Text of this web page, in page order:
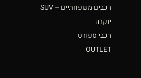
רכבים משפחתיים – SUV
יוקרה
רכבי ספורט
OUTLET